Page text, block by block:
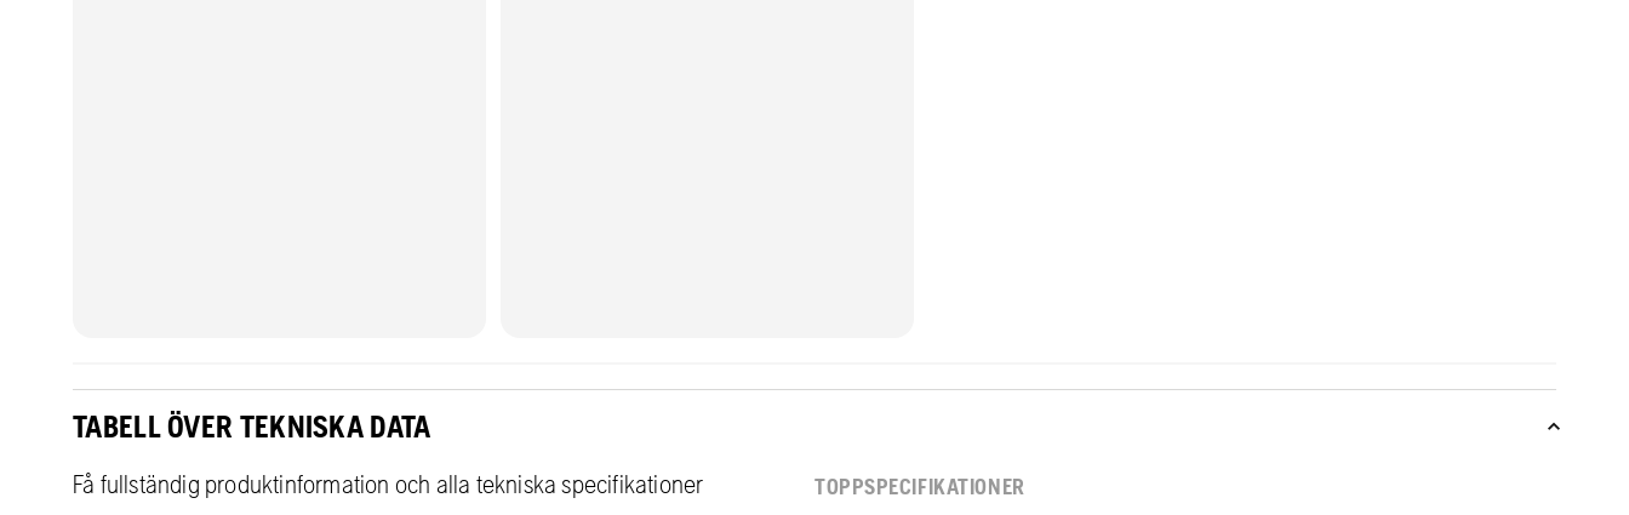
TABELL ÖVER TEKNISKA DATA
Få fullständig produktinformation och alla tekniska specifikationer TOPPSPECIFIKATIONER